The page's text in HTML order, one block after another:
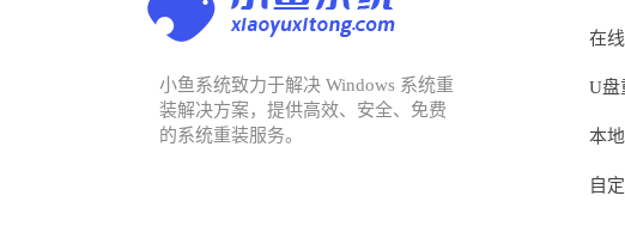
小鱼系统致力于解决 Windows 系统重
装解决方案，提供高效、安全、免费
的系统重装服务。
在
U盘
本
自